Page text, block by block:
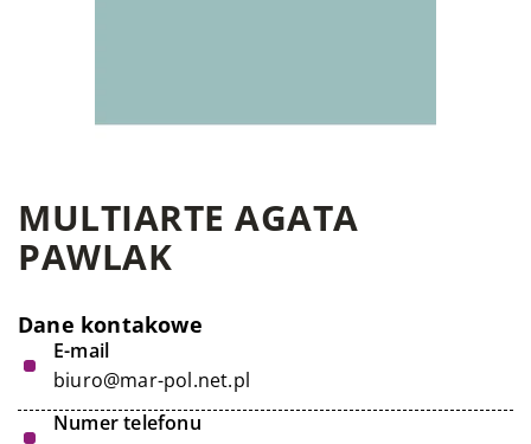
MULTIARTE AGATA
PAWLAK
Dane kontakowe
E-mail
biuro@mar-pol.net.pl
Numer telefonu